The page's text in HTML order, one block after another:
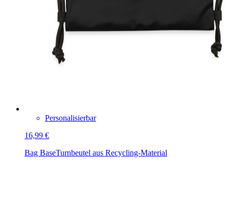
Personalisierbar
16,99 €
Bag BaseTurnbeutel aus Recycling-Material